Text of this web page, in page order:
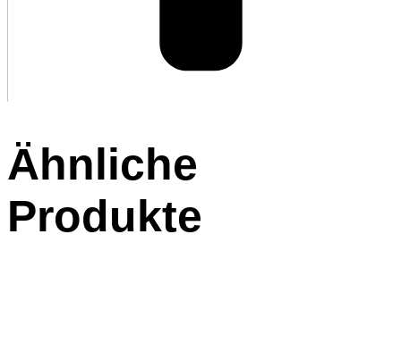
Ähnliche
Produkte